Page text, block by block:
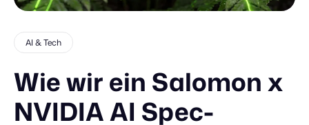
AI & Tech
Wie wir ein Salomon x
NVIDIA AI Spec-